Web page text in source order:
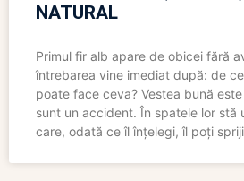
NATURAL
Primul fir alb apare de obicei fără
întrebarea vine imediat după: de
poate face ceva? Vestea bună
sunt un accident. În spatele lor stă
care, odată ce îl înțelegi, îl poți